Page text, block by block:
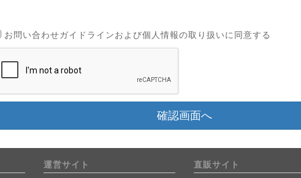
お問い合わせガイドラインおよび個人情報の取り扱いに同意する
確認画面へ
運営サイト 直販サイト